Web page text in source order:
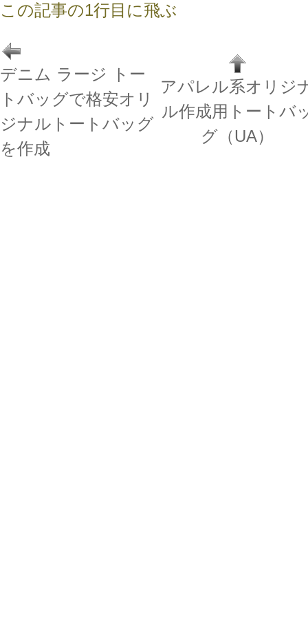
この記事の1行目に飛ぶ
デニム ラージ トー
トバッグで格安オリ
ジナルトートバッグ
を作成
アパレル系オリジ
ル作成用トートバ
グ（UA）